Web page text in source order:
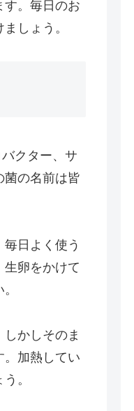
す。毎日のお
しょう。
クター、サ
菌の名前は皆
日よく使う
卵をかけて
かしそのま
。加熱してい
。